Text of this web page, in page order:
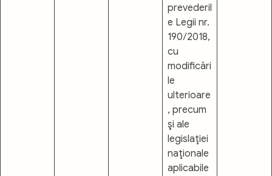
prevederil
e Legii nr.
190/2018,
cu
modificări
le
ulterioare
, precum
şi ale
legislaţiei
naţionale
aplicabile